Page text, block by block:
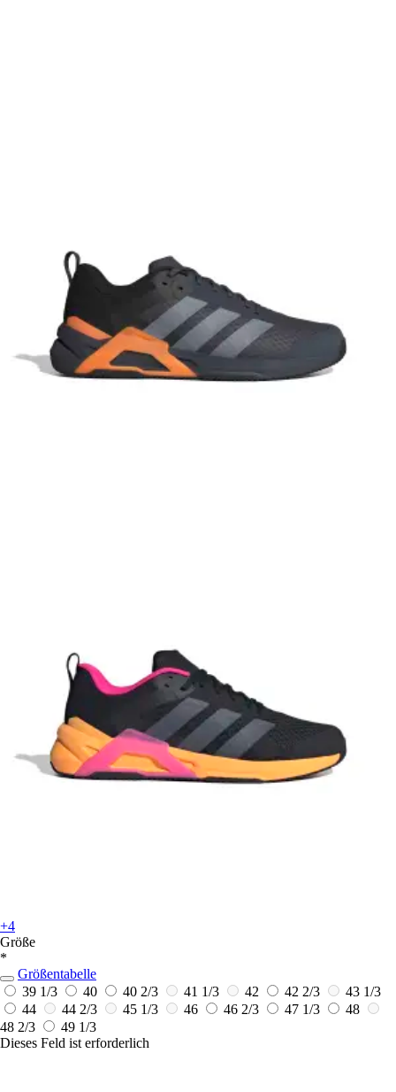
+4
Größe
*
Größentabelle
39 1/3
40 40 2/3 41 1/3 42 42 2/3
43 1/3
44
44 2/3 45 1/3 46 46 2/3 47 1/3
48
48 2/3
49 1/3
Dieses Feld ist erforderlich